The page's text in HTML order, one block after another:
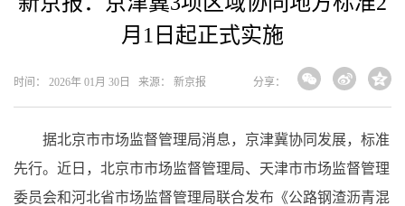
月1日起正式实施
时间： 2026年 01月 30日 来源： 新京报 分享：
据北京市市场监督管理局消息，京津冀协同发展，标准
先行。近日，北京市市场监督管理局、天津市市场监督管理
委员会和河北省市场监督管理局联合发布《公路钢渣沥青混